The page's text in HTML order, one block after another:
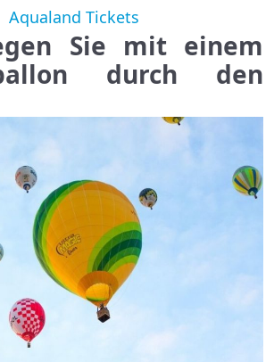
Aqualand Tickets
Sie mit einem
durch den